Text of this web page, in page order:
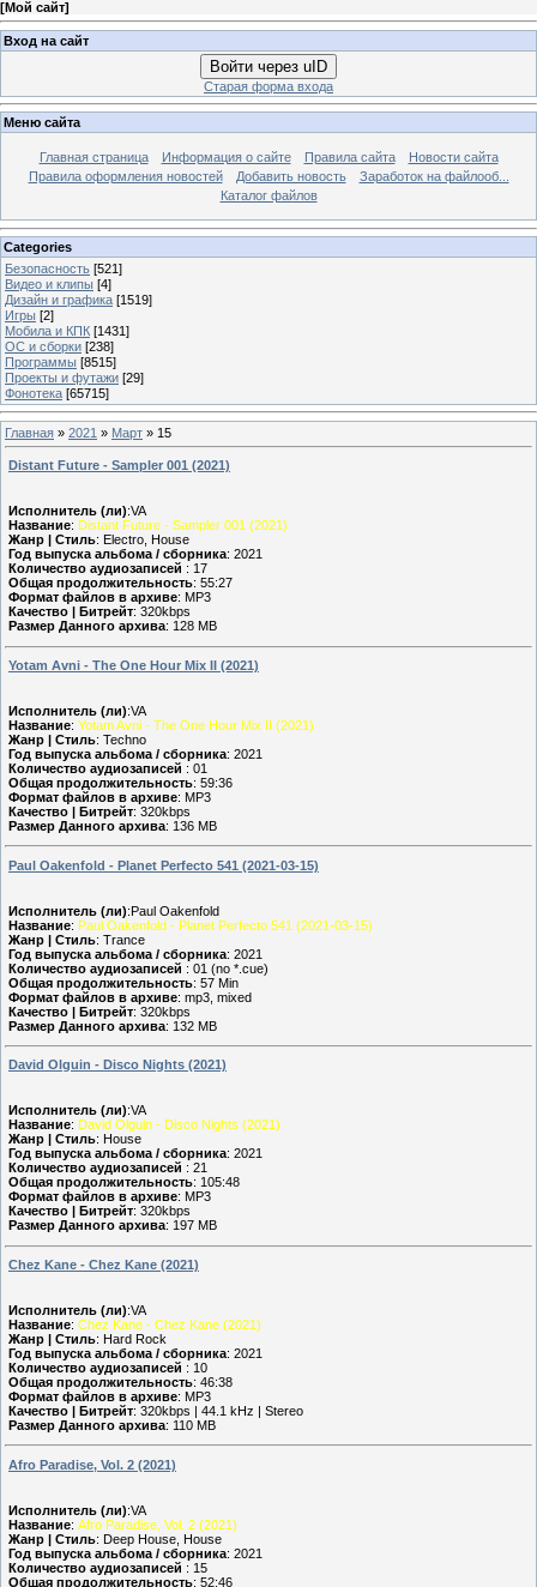
[Мой сайт]
Вход на сайт
Войти через uID
Старая форма входа
Меню сайта
Главная страница Информация о сайте Правила сайта
Новости сайта
Правила оформления новостей
Добавить новость
Заработок на файлооб...
Каталог файлов
Categories
Безопасность [521]
Видео и клипы [4]
Дизайн и графика [1519]
Игры [2]
Мобила и КПК [1431]
ОС и сборки [238]
Программы [8515]
Проекты и футажи [29]
Фонотека [65715]
Главная » 2021 » Март » 15
Distant Future - Sampler 001 (2021)
Исполнитель (ли):VA
Название: Distant Future - Sampler 001 (2021)
Жанр | Стиль: Electro, House
Год выпуска альбома / сборника: 2021
Количество аудиозаписей : 17
Общая продолжительность: 55:27
Формат файлов в архиве: MP3
Качество | Битрейт: 320kbps
Размер Данного архива: 128 MB
Yotam Avni - The One Hour Mix II (2021)
Исполнитель (ли):VA
Название: Yotam Avni - The One Hour Mix II (2021)
Жанр | Стиль: Techno
Год выпуска альбома / сборника: 2021
Количество аудиозаписей : 01
Общая продолжительность: 59:36
Формат файлов в архиве: MP3
Качество | Битрейт: 320kbps
Размер Данного архива: 136 MB
Paul Oakenfold - Planet Perfecto 541 (2021-03-15)
Исполнитель (ли):Paul Oakenfold
Название: Paul Oakenfold - Planet Perfecto 541 (2021-03-15)
Жанр | Стиль: Trance
Год выпуска альбома / сборника: 2021
Количество аудиозаписей : 01 (no *.cue)
Общая продолжительность: 57 Min
Формат файлов в архиве: mp3, mixed
Качество | Битрейт: 320kbps
Размер Данного архива: 132 MB
David Olguin - Disco Nights (2021)
Исполнитель (ли):VA
Название: David Olguin - Disco Nights (2021)
Жанр | Стиль: House
Год выпуска альбома / сборника: 2021
Количество аудиозаписей : 21
Общая продолжительность: 105:48
Формат файлов в архиве: MP3
Качество | Битрейт: 320kbps
Размер Данного архива: 197 MB
Chez Kane - Chez Kane (2021)
Исполнитель (ли):VA
Название: Chez Kane - Chez Kane (2021)
Жанр | Стиль: Hard Rock
Год выпуска альбома / сборника: 2021
Количество аудиозаписей : 10
Общая продолжительность: 46:38
Формат файлов в архиве: MP3
Качество | Битрейт: 320kbps | 44.1 kHz | Stereo
Размер Данного архива: 110 MB
Afro Paradise, Vol. 2 (2021)
Исполнитель (ли):VA
Название: Afro Paradise, Vol. 2 (2021)
Жанр | Стиль: Deep House, House
Год выпуска альбома / сборника: 2021
Количество аудиозаписей : 15
Общая продолжительность: 52:46